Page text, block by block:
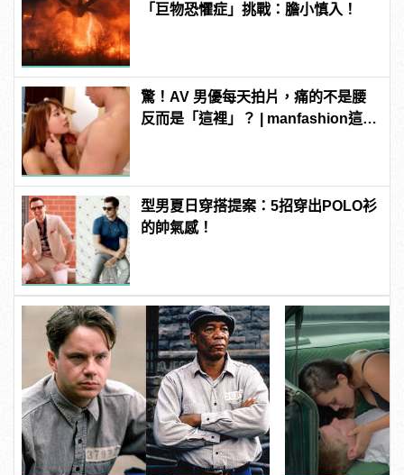
「巨物恐懼症」挑戰：膽小慎入！
驚！AV 男優每天拍片，痛的不是腰
反而是「這裡」？ | manfashion這樣
型男夏日穿搭提案：5招穿出POLO衫
的帥氣感！